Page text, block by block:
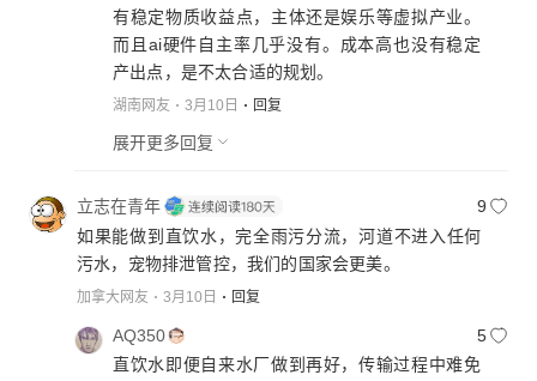
有稳定物质收益点，主体还是娱乐等虚拟产业。
而且ai硬件自主率几乎没有。成本高也没有稳定
产出点，是不太合适的规划。
湖南网友 3月10日 回复
展开更多回复
立志在青年
9
如果能做到直饮水，完全雨污分流，河道不进入任何
污水，宠物排泄管控，我们的国家会更美。
加拿大网友 3月10日 回复
AQ350
5
直饮水即便自来水厂做到再好，传输过程中难免